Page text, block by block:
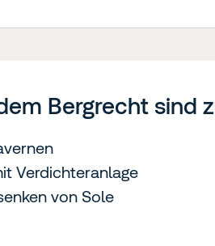
Bergrecht sind
Verdichteranlage
von Sole